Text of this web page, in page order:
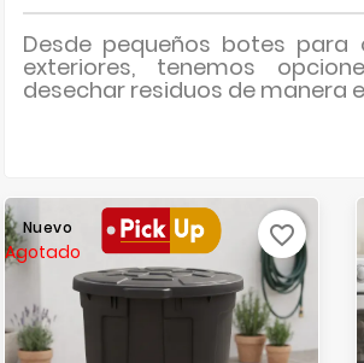
Desde pequeños botes
exteriores, tenemos
desechar residuos de manera
Nuevo
Agotado
favorite_border